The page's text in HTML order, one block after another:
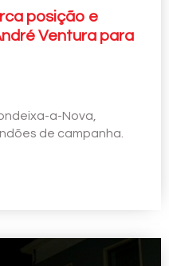
posição e
Ventura para
a-Nova,
de campanha.